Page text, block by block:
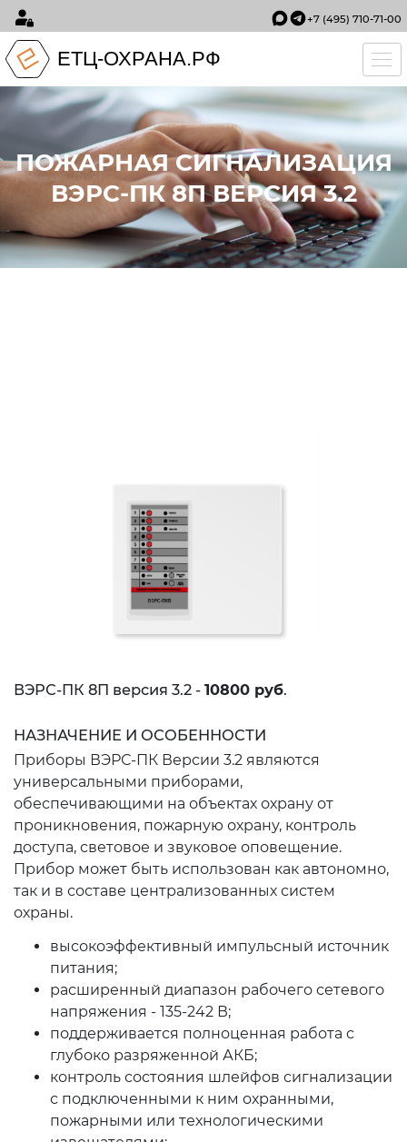
+7 (495) 710-71-00
ЕТЦ-ОХРАНА.РФ
ПОЖАРНАЯ СИГНАЛИЗАЦИЯ
ВЭРС-ПК 8П ВЕРСИЯ 3.2
ВЭРС-ПК 8П версия 3.2 - 10800 руб.
НАЗНАЧЕНИЕ И ОСОБЕННОСТИ
Приборы ВЭРС-ПК Версии 3.2 являются
универсальными приборами,
обеспечивающими на объектах охрану от
проникновения, пожарную охрану, контроль
доступа, световое и звуковое оповещение.
Прибор может быть использован как автономно,
так и в составе централизованных систем
охраны.
высокоэффективный импульсный источник
питания;
расширенный диапазон рабочего сетевого
напряжения - 135-242 В;
поддерживается полноценная работа с
глубоко разряженной АКБ;
контроль состояния шлейфов сигнализации
с подключенными к ним охранными,
пожарными или технологическими